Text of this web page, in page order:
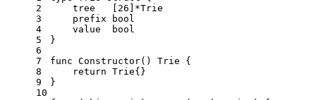
2
3
4
5
6
7
8
9
10
    tree   [
26 ]*Trie
    prefix
bool
    value
bool
}
func Constructor()
Trie {
return Trie{}
}